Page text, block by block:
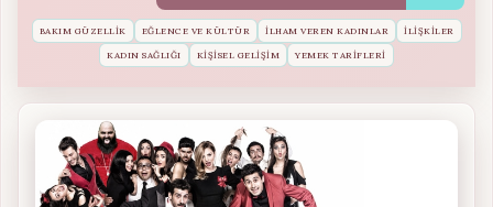
BAKIM GÜZELLIK EĞLENCE VE KÜLTÜR İLHAM VEREN KADINLAR İLIŞKILER
KADIN SAĞLIĞI KIŞISEL GELIŞIM YEMEK TARIFLERI